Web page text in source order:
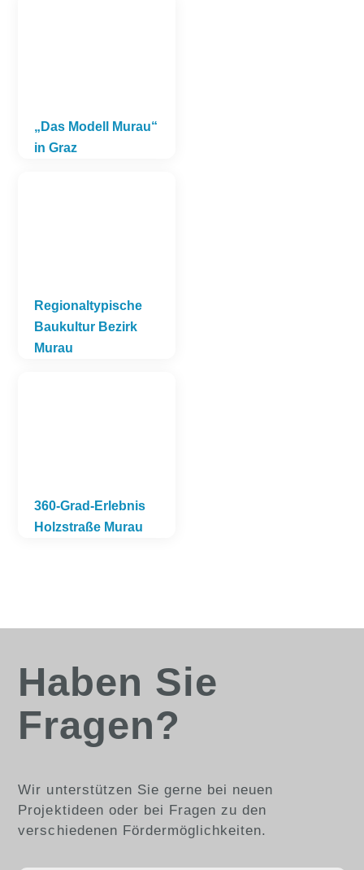
„Das Modell Murau“
in Graz
Regionaltypische
Baukultur Bezirk
Murau
360-Grad-Erlebnis
Holzstraße Murau
Haben Sie
Fragen?
Wir unterstützen Sie gerne bei neuen
Projektideen oder bei Fragen zu den
verschiedenen Fördermöglichkeiten.